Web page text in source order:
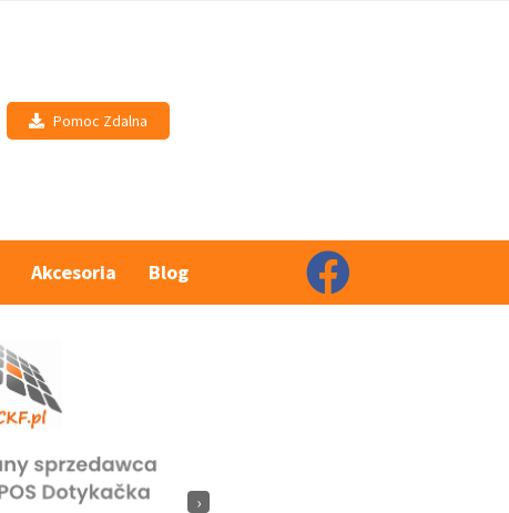
Pomoc Zdalna
Akcesoria Blog
›